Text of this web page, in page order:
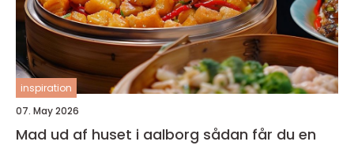
inspiration
07. May 2026
Mad ud af huset i aalborg sådan får du en